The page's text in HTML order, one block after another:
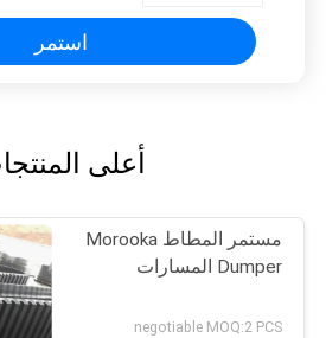
استمر
أعلى
مستمر المطاط Morooka
Dumper المسارات
negotiable MOQ:2 PCS